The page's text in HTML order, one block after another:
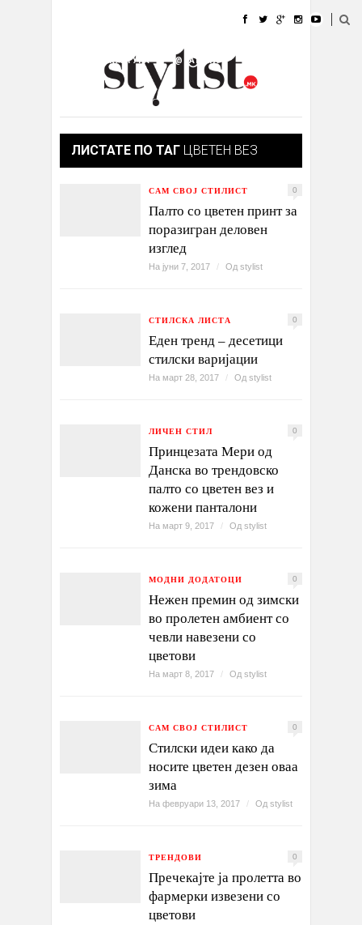
УБАВИНА
КУЛТУРА @РАБОТА
ИЗЛОГ
ЛИСТАТЕ ПО ТАГ ЦВЕТЕН ВЕЗ
САМ СВОЈ СТИЛИСТ 0
Палто со цветен принт за
поразигран деловен
изглед
На јуни 7, 2017 / Од stylist
СТИЛСКА ЛИСТА 0
Еден тренд – десетици
стилски варијации
На март 28, 2017 / Од stylist
ЛИЧЕН СТИЛ 0
Принцезата Мери од
Данска во трендовско
палто со цветен вез и
кожени панталони
На март 9, 2017 / Од stylist
МОДНИ ДОДАТОЦИ 0
Нежен премин од зимски
во пролетен амбиент со
чевли навезени со
цветови
На март 8, 2017 / Од stylist
САМ СВОЈ СТИЛИСТ 0
Стилски идеи како да
носите цветен дезен оваа
зима
На февруари 13, 2017 / Од stylist
ТРЕНДОВИ 0
Пречекајте ја пролетта во
фармерки извезени со
цветови